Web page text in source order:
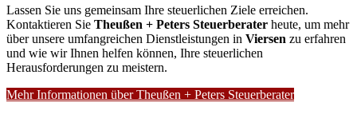
Lassen Sie uns gemeinsam Ihre steuerlichen Ziele erreichen.
Kontaktieren Sie Theußen + Peters Steuerberater heute, um mehr
über unsere umfangreichen Dienstleistungen in Viersen zu erfahren
und wie wir Ihnen helfen können, Ihre steuerlichen
Herausforderungen zu meistern.
Mehr Informationen über Theußen + Peters Steuerberater